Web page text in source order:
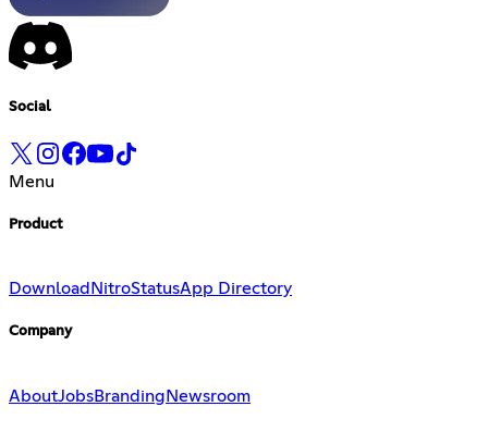
Social
Menu
Product
Download NitroStatusApp Directory
Company
AboutJobsBranding Newsroom